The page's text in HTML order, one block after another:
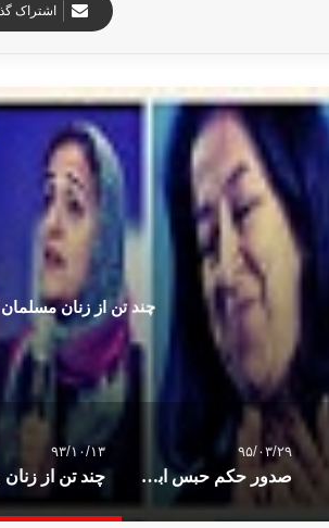
اشتراک
چند تن از زنان مسلمان که در سال 2014 به
۹۵/۰۳/۲۹
صدور حکم حبس ابد برای “محمد مرسی”
۹۳/۱۰/۱۳